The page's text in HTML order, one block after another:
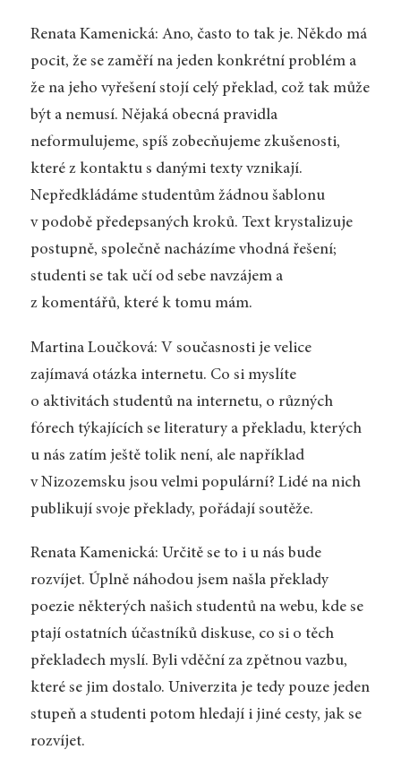
Renata Kamenická: Ano, často to tak je. Někdo má
pocit, že se zaměří na jeden konkrétní problém a
že na jeho vyřešení stojí celý překlad, což tak může
být a nemusí. Nějaká obecná pravidla
neformulujeme, spíš zobecňujeme zkušenosti,
které z kontaktu s danými texty vznikají.
Nepředkládáme studentům žádnou šablonu
v podobě předepsaných kroků. Text krystalizuje
postupně, společně nacházíme vhodná řešení;
studenti se tak učí od sebe navzájem a
z komentářů, které k tomu mám.
Martina Loučková: V současnosti je velice
zajímavá otázka internetu. Co si myslíte
o aktivitách studentů na internetu, o různých
fórech týkajících se literatury a překladu, kterých
u nás zatím ještě tolik není, ale například
v Nizozemsku jsou velmi populární? Lidé na nich
publikují svoje překlady, pořádají soutěže.
Renata Kamenická: Určitě se to i u nás bude
rozvíjet. Úplně náhodou jsem našla překlady
poezie některých našich studentů na webu, kde se
ptají ostatních účastníků diskuse, co si o těch
překladech myslí. Byli vděční za zpětnou vazbu,
které se jim dostalo. Univerzita je tedy pouze jeden
stupeň a studenti potom hledají i jiné cesty, jak se
rozvíjet.